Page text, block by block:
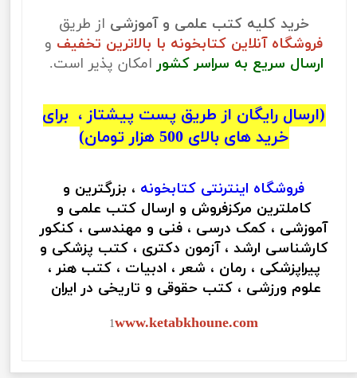
خرید کلیه کتب علمی و آموزشی از طریق
فروشگاه آنلاین کتابخونه با بالاترین تخفیف و
ارسال سریع به سراسر کشور امکان پذیر است.
(ارسال رایگان از طریق پست پیشتاز ، برای
خرید های بالای 500 هزار تومان)
فروشگاه اینترنتی کتابخونه ، بزرگترین و
کاملترین مرکزفروش و ارسال کتب علمی و
آموزشی ، کمک درسی ، فنی و مهندسی ، کنکور
کارشناسی ارشد ، آزمون دکتری ، کتب پزشکی و
پیراپزشکی ، رمان ، شعر ، ادبیات ، کتب هنر ،
علوم ورزشی ، کتب حقوقی و تاریخی در ایران
1www.ketabkhoune.com